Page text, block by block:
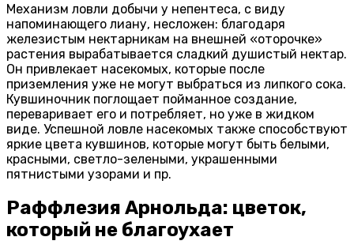
Механизм ловли добычи у непентеса, с виду
напоминающего лиану, несложен: благодаря
железистым нектарникам на внешней «оторочке»
растения вырабатывается сладкий душистый нектар.
Он привлекает насекомых, которые после
приземления уже не могут выбраться из липкого сока.
Кувшиночник поглощает пойманное создание,
переваривает его и потребляет, но уже в жидком
виде. Успешной ловле насекомых также способствуют
яркие цвета кувшинов, которые могут быть белыми,
красными, светло-зелеными, украшенными
пятнистыми узорами и пр.
Раффлезия Арнольда: цветок,
который не благоухает